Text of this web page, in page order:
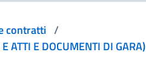
contratti /
ATTI E DOCUMENTI DI GARA)